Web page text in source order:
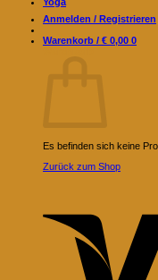
Anmelden / Registrieren
Warenkorb / € 0,00 0
Es befinden sich keine
Zurück zum Shop